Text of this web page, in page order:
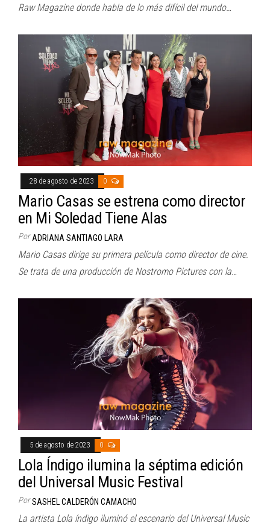
Raw Magazine donde habla de lo más difícil del mundo…
28 de agosto de 2023 0
Mario Casas se estrena como director
en Mi Soledad Tiene Alas
Por ADRIANA SANTIAGO LARA
Mario Casas dirige su primera película como director de cine.
Se trata de una producción de Nostromo Pictures con la…
5 de agosto de 2023 0
Lola Índigo ilumina la séptima edición
del Universal Music Festival
Por SASHEL CALDERÓN CAMACHO
La artista Lola índigo iluminó el escenario del Universal Music